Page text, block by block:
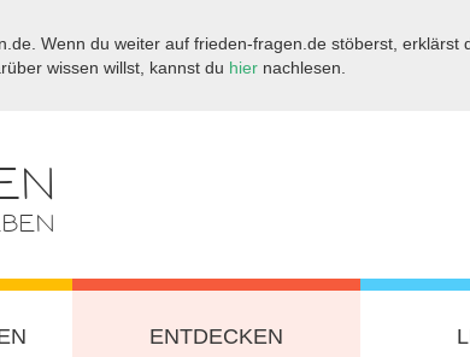
Wenn du weiter auf frieden-fragen.de stöberst, erklärst
wissen willst, kannst du hier nachlesen.
ENTDECKEN